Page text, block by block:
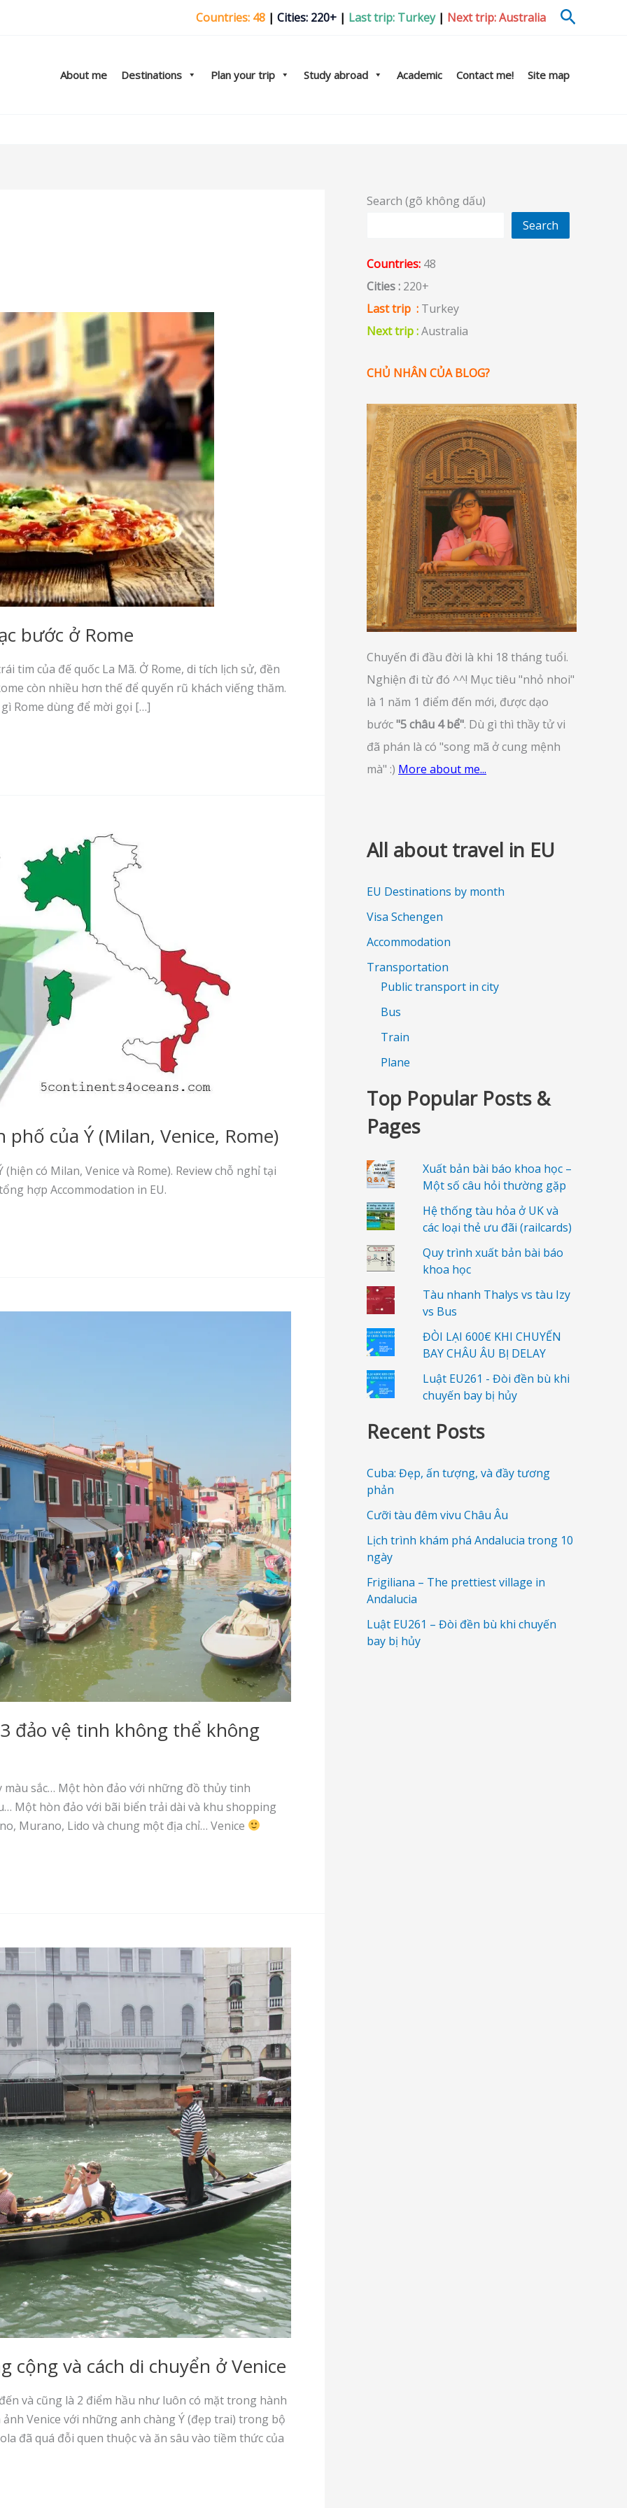
Countries: 48| Cities: 220+| Last trip: Turkey | Next trip: Australia Search
About me Destinations Plan your trip Study abroad Academic Contact me! Site map
bước ở Rome
tim của đế quốc La Mã. Ở Rome, di tích lịch sử, đền
còn nhiều hơn thế để quyến rũ khách viếng thăm.
Rome dùng để mời gọi […]
của Ý (Milan, Venice, Rome)
có Milan, Venice và Rome). Review chỗ nghỉ tại
hợp Accommodation in EU.
đảo vệ tinh không thể không
sắc… Một hòn đảo với những đồ thủy tinh
Một hòn đảo với bãi biển trải dài và khu shopping
Murano, Lido và chung một địa chỉ… Venice
cộng và cách di chuyển ở Venice
và cũng là 2 điểm hầu như luôn có mặt trong hành
Venice với những anh chàng Ý (đẹp trai) trong bộ
đã quá đỗi quen thuộc và ăn sâu vào tiềm thức của
Search (gõ không dấu)
Search
Countries: 48
Cities : 220+
Last trip : Turkey
Next trip :Australia
CHỦ NHÂN CỦA BLOG?
Chuyến đi đầu đời là khi 18 tháng tuổi.
Nghiện đi từ đó ^^! Mục tiêu "nhỏ nhoi"
là 1 năm 1 điểm đến mới, được dạo
bước"5 châu 4 bể". Dù gì thì thầy tử vi
đã phán là có "song mã ở cung mệnh
mà" :) More about me...
All about travel in EU
EU Destinations by month
Visa Schengen
Accommodation
Transportation
Public transport in city
Bus
Train
Plane
Top Popular Posts &
Pages
Xuất bản bài báo khoa học –
Một số câu hỏi thường gặp
Hệ thống tàu hỏa ở UK và
các loại thẻ ưu đãi (railcards)
Quy trình xuất bản bài báo
khoa học
Tàu nhanh Thalys vs tàu Izy
vs Bus
ĐÒI LẠI 600€ KHI CHUYẾN
BAY CHÂU ÂU BỊ DELAY
Luật EU261 - Đòi đền bù khi
chuyến bay bị hủy
Recent Posts
Cuba: Đẹp, ấn tượng, và đầy tương
phản
Cưỡi tàu đêm vivu Châu Âu
Lịch trình khám phá Andalucia trong 10
ngày
Frigiliana – The prettiest village in
Andalucia
Luật EU261 – Đòi đền bù khi chuyến
bay bị hủy